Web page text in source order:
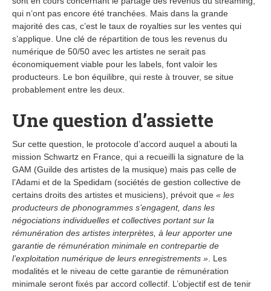
qui n’ont pas encore été tranchées. Mais dans la grande
majorité des cas, c’est le taux de royalties sur les ventes qui
s’applique. Une clé de répartition de tous les revenus du
numérique de 50/50 avec les artistes ne serait pas
économiquement viable pour les labels, font valoir les
producteurs. Le bon équilibre, qui reste à trouver, se situe
probablement entre les deux.
Une question d’assiette
Sur cette question, le protocole d’accord auquel a abouti la
mission Schwartz en France, qui a recueilli la signature de la
GAM (Guilde des artistes de la musique) mais pas celle de
l’Adami et de la Spedidam (sociétés de gestion collective de
certains droits des artistes et musiciens), prévoit que « les
producteurs de phonogrammes s’engagent, dans les
négociations individuelles et collectives portant sur la
rémunération des artistes interprètes, à leur apporter une
garantie de rémunération minimale en contrepartie de
l’exploitation numérique de leurs enregistrements ». Les
modalités et le niveau de cette garantie de rémunération
minimale seront fixés par accord collectif. L’objectif est de tenir